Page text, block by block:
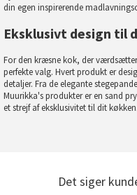
din egen inspirerende
Eksklusivt design til
For den kræsne kok, der
perfekte valg. Hvert produkt er
detaljer. Fra de elegante
Muurikka's produkter er en sand
et strejf af eksklusivitet til dit køkken.
Det siger